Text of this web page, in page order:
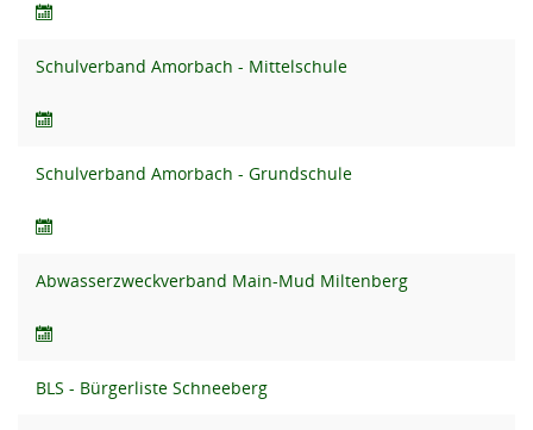
Schulverband Amorbach - Mittelschule
Schulverband Amorbach - Grundschule
Abwasserzweckverband Main-Mud Miltenberg
BLS - Bürgerliste Schneeberg